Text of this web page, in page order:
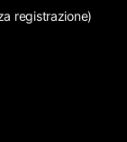
registrazione)